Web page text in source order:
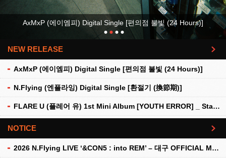
AxMxP (에이엠피) Digital Single [편의점 불빛 (24 Hours)]
NEW RELEASE
AxMxP (에이엠피) Digital Single [편의점 불빛 (24 Hours)]
N.Flying (엔플라잉) Digital Single [환절기 (換節期)]
FLARE U (플레어 유) 1st Mini Album [YOUTH ERROR] _ Stationery Kit Ver.
더보기
NOTICE
2026 N.Flying LIVE ‘&CON5 : into REM’ – 대구 OFFICIAL MD 현장 판매 안내
더보기